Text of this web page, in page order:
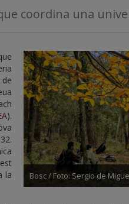
coordina una
Bosc / Foto: Sergio de
).
la